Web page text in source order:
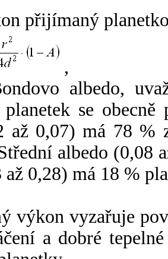
přijímaný
,
albedo,
planetek se
až 0,07) má 78 %
albedo (0,08
až 0,28) má 18 %
výkon vyzařuje
a dobré